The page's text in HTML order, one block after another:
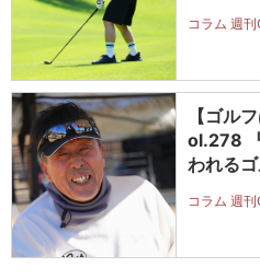
コラム 週刊
【ゴル
ol.278
われる
コラム 週刊